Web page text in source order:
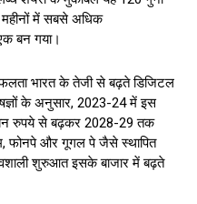
में सबसे अधिक
बन गया।
भारत के तेजी से बढ़ते डिजिटल
के अनुसार, 2023-24 में इस
रुपये से बढ़कर 2028-29 तक
फोनपे और गूगल पे जैसे स्थापित
शुरुआत इसके बाजार में बढ़ते